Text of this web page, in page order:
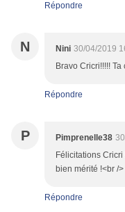
Répondre
N Nini 30/04/2019
Bravo Cricri!!!!!
Répondre
P Pimprenelle38
Félicitations
bien mérité !<br /
Répondre